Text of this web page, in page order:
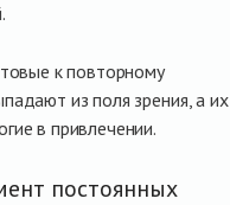
к повторному
из поля зрения, а их
в привлечении.
постоянных